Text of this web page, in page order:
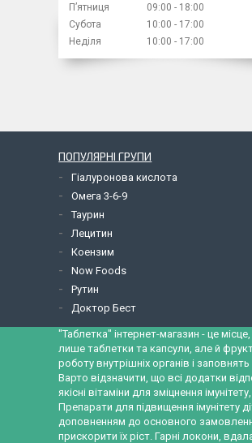
Пʼятниця
09:00
18:00
Субота
10:00
17:00
Неділя
10:00 17:00
ПОПУЛЯРНІ ГРУПИ
Гіалуронова кислота
Омега 3-6-9
Таурин
Лецитин
Коензим
Now Foods
Рутин
Доктор Бест
"Таблетка" інтернет-магазин - це
лише таблетки та капсули, але й
роботу внутрішніх органів і
Варто відзначити, що всі додатки
якісні вітаміни для зміцнення
Препарати для підвищення імунітету
доповненням до основного
прискорити їх ріст. Гарні локони,